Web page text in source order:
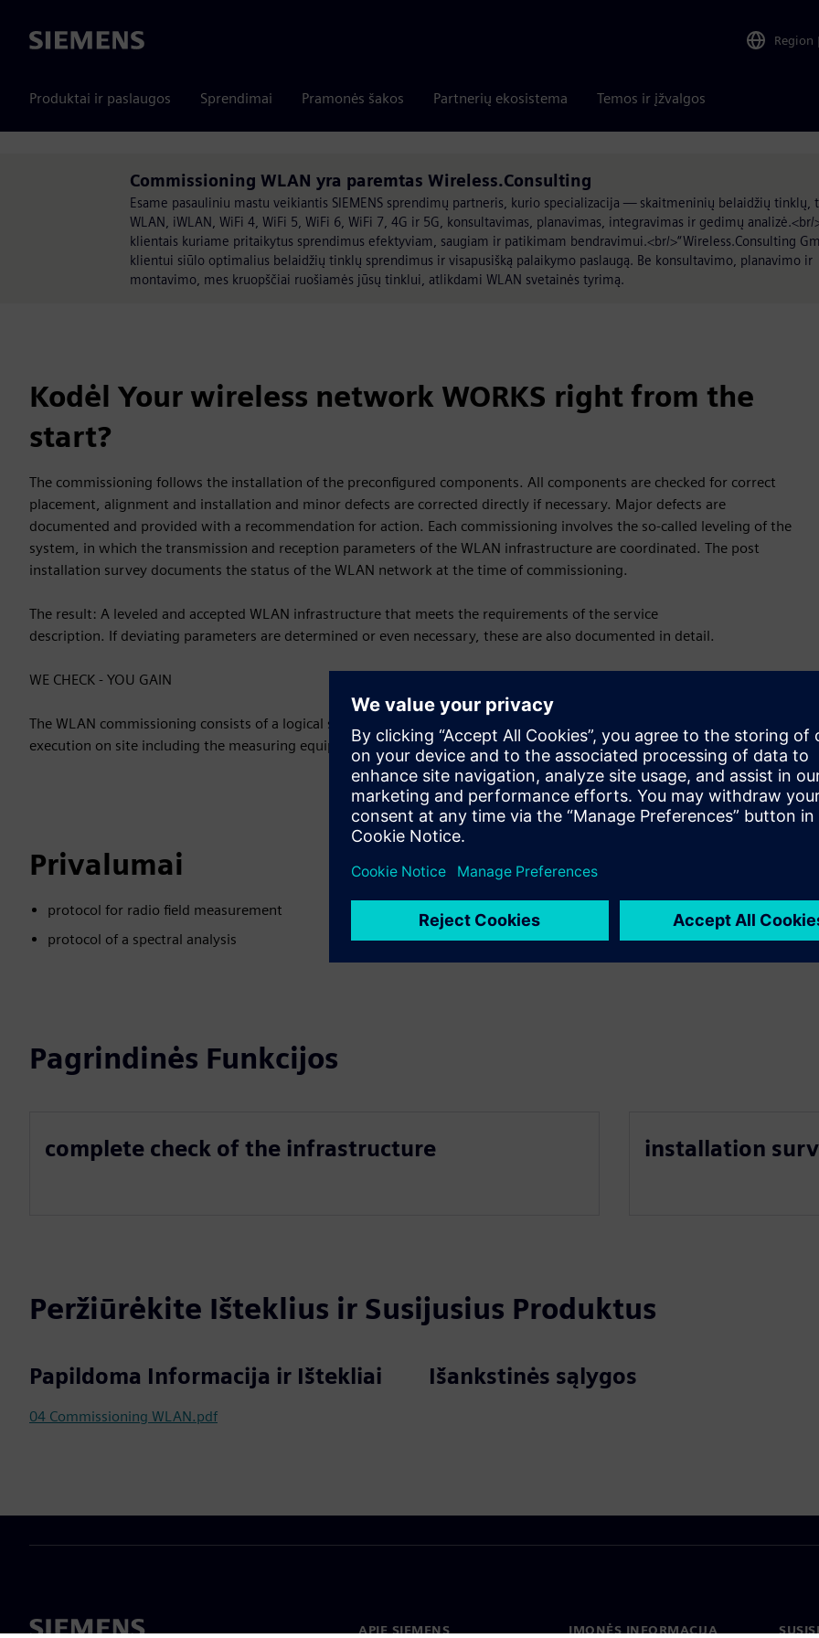
Siemens Region |
Produktai ir paslaugos Sprendimai Pramonės šakos Partnerių ekosistema Temos ir įžvalgos
Commissioning WLAN yra paremtas Wireless.Consulting
Esame pasauliniu mastu veikiantis SIEMENS sprendimų partneris, kurio specializacija — skaitmeninių belaidžių tinklų,
WLAN, iWLAN, WiFi 4, WiFi 5, WiFi 6, WiFi 7, 4G ir 5G, konsultavimas, planavimas, integravimas ir gedimų analizė.<br/
klientais kuriame pritaikytus sprendimus efektyviam, saugiam ir patikimam bendravimui.<br/>“Wireless.Consulting
klientui siūlo optimalius belaidžių tinklų sprendimus ir visapusišką palaikymo paslaugą. Be konsultavimo, planavimo ir
montavimo, mes kruopščiai ruošiamės jūsų tinklui, atlikdami WLAN svetainės tyrimą.
Kodėl Your wireless network WORKS right from the
start?
The commissioning follows the installation of the preconfigured components. All components are checked for correct
placement, alignment and installation and minor defects are corrected directly if necessary. Major defects are
documented and provided with a recommendation for action. Each commissioning involves the so-called leveling of the
system, in which the transmission and reception parameters of the WLAN infrastructure are coordinated. The post
installation survey documents the status of the WLAN network at the time of commissioning.
The result: A leveled and accepted WLAN infrastructure that meets the requirements of the service
description. If deviating parameters are determined or even necessary, these are also documented in detail.
WE CHECK - YOU GAIN
The WLAN commissioning consists of a logical sequence of proven steps. It includes the phases of preparation, technical
execution on site including the measuring equipment, evaluation and post-processing.
Privalumai
protocol for radio field measurement
protocol of a spectral analysis
Pagrindinės Funkcijos
complete check of the infrastructure installation
Peržiūrėkite Išteklius ir Susijusius Produktus
Papildoma Informacija ir Ištekliai
04 Commissioning WLAN.pdf
Išankstinės sąlygos
APIE SIEMENS ĮMONĖS INFORMACIJA